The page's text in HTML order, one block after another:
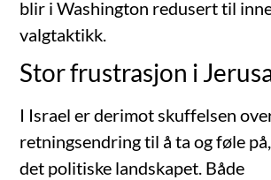
blir i Washington redusert til
valgtaktikk.
Stor frustrasjon i
I Israel er derimot skuffelsen
retningsendring til å ta og føle
det politiske landskapet. Både